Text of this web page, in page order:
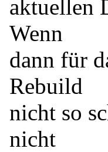
aktuellen
Wenn
dann für
Rebuild
nicht so
nicht